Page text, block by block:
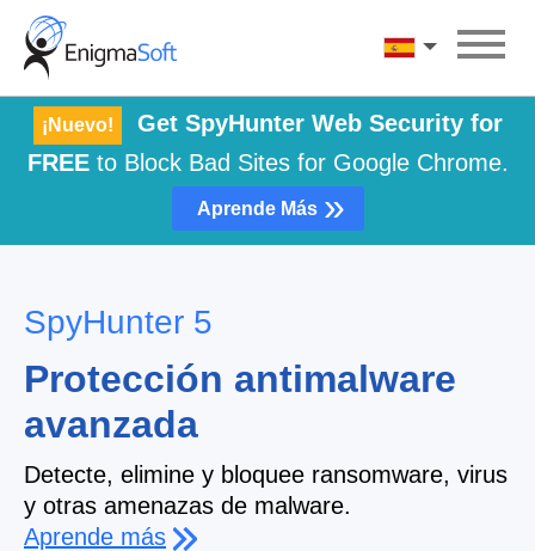
Skip
content
Español
¡Nuevo!
Get SpyHunter Web Security for
FREEto Block Bad Sites for Google Chrome.
Aprende Más »
SpyHunter 5
Protección antimalware
avanzada
Detecte, elimine y bloquee ransomware, virus
y otras amenazas de malware.
Aprende más